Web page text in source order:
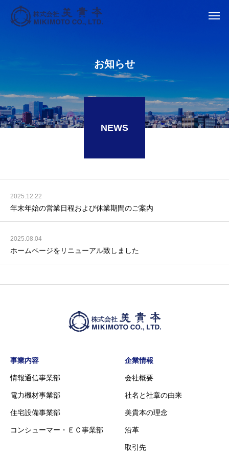
お知らせ
NEWS
2025.12.22
年末年始の営業日程および休業期間のご案内
2025.08.04
ホームページをリニューアル致しました
事業内容
情報通信事業部
電力機材事業部
住宅設備事業部
コンシューマー・ＥＣ事業部
企業情報
会社概要
社名と社章の由来
美貴本の理念
沿革
取引先